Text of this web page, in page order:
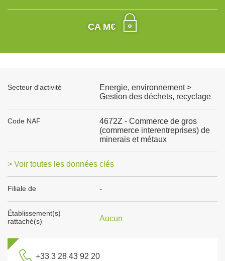
CA M€
Secteur d'activité
Energie, environnement >
Gestion des déchets, recyclage
Code NAF
4672Z - Commerce de gros
(commerce interentreprises) de
minerais et métaux
> Voir toutes les données clés
Filiale de -
Établissement(s)
rattaché(s)
Aucun
+33 3 28 43 92 20